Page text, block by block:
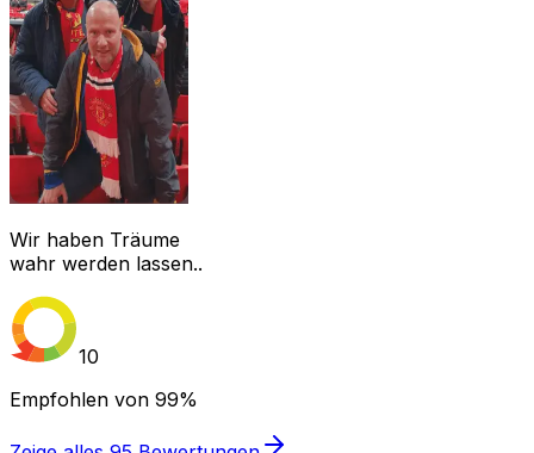
Wir haben Träume
wahr werden lassen..
10
Empfohlen von 99%